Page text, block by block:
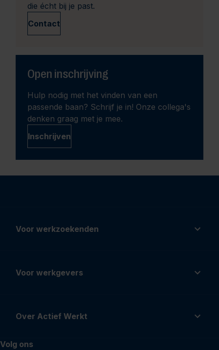
die écht bij je past.
Contact
Open inschrijving
Hulp nodig met het vinden van een
passende baan? Schrijf je in! Onze collega's
denken graag met je mee.
Inschrijven
Voor werkzoekenden
Voor werkgevers
Over Actief Werkt
Volg ons